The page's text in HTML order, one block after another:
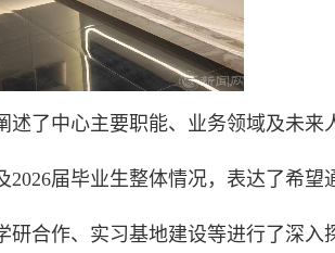
了中心主要职能、业务领域及未来
届毕业生整体情况，表达了希望
研合作、实习基地建设等进行了深入